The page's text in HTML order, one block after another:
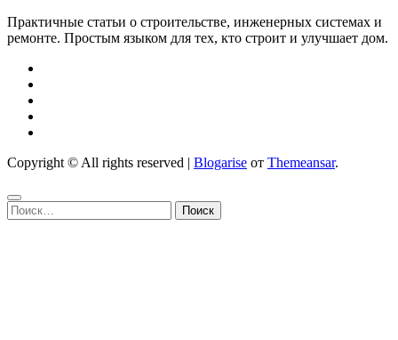
Практичные статьи о строительстве, инженерных системах и
ремонте. Простым языком для тех, кто строит и улучшает дом.
Copyright © All rights reserved | Blogarise от Themeansar.
Найти: